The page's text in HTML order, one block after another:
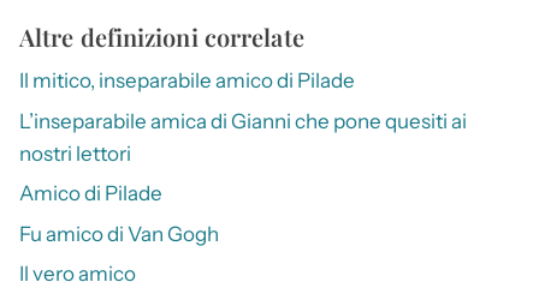
Altre definizioni correlate
Il mitico, inseparabile amico di Pilade
L’inseparabile amica di Gianni che pone quesiti ai
nostri lettori
Amico di Pilade
Fu amico di Van Gogh
Il vero amico